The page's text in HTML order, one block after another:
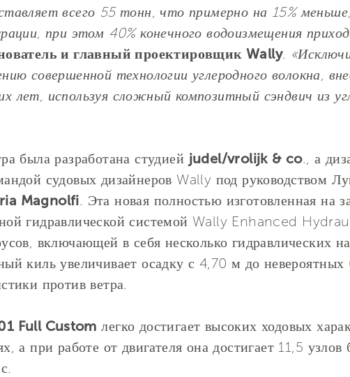
всего 55 тонн, что примерно на 15%
при этом 40% конечного водоизмещения
и главный проектировщик Wally.
совершенной технологии углеродного волокна,
лет, используя сложный композитный сэндвич из
была разработана студией judel/vrolijk & co., а
судовых дизайнеров Wally под руководством
Magnolfi. Эта новая полностью изготовленная на
гидравлической системой Wally Enhanced
включающей в себя несколько гидравлических
киль увеличивает осадку с 4,70 м до
против ветра.
Full Custom легко достигает высоких ходовых
а при работе от двигателя она достигает 11,5 узлов